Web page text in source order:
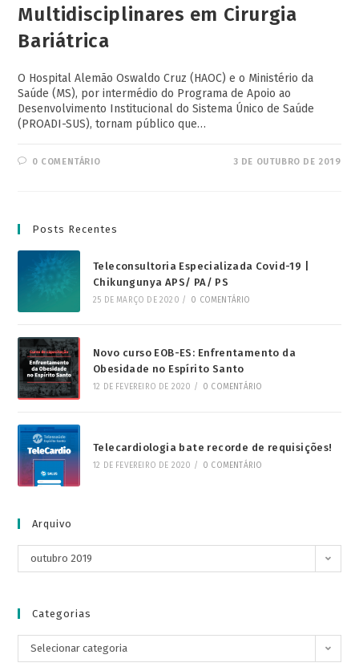
Multidisciplinares em Cirurgia
Bariátrica
O Hospital Alemão Oswaldo Cruz (HAOC) e o Ministério da
Saúde (MS), por intermédio do Programa de Apoio ao
Desenvolvimento Institucional do Sistema Único de Saúde
(PROADI-SUS), tornam público que…
0 COMENTÁRIO 3 DE OUTUBRO DE 2019
Posts Recentes
Teleconsultoria Especializada Covid-19 |
Chikungunya APS/ PA/ PS
25 DE MARÇO DE 2020 / 0 COMENTÁRIO
Novo curso EOB-ES: Enfrentamento da
Obesidade no Espírito Santo
12 DE FEVEREIRO DE 2020 / 0 COMENTÁRIO
Telecardiologia bate recorde de requisições!
12 DE FEVEREIRO DE 2020 / 0 COMENTÁRIO
Arquivo
outubro 2019
Categorias
Selecionar categoria